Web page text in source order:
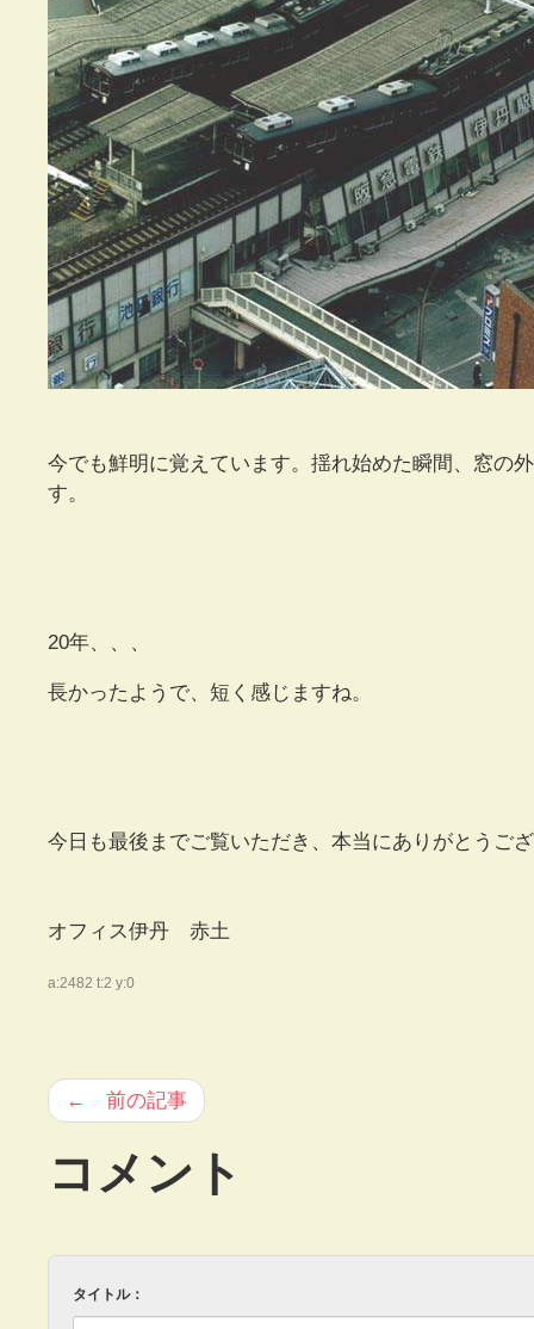
今でも鮮明に覚えています。揺れ始めた瞬間、窓の
す。
20年、、、
長かったようで、短く感じますね。
今日も最後までご覧いただき、本当にありがとうご
オフィス伊丹 赤土
a:2482 t:2 y:0
← 前の記事
コメント
タイトル：